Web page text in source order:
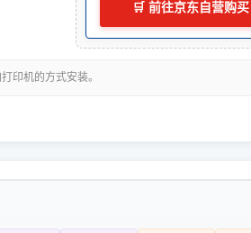
🛒 前往京东自营购买
印机的方式安装。